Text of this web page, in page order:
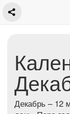
Декабрь – 12